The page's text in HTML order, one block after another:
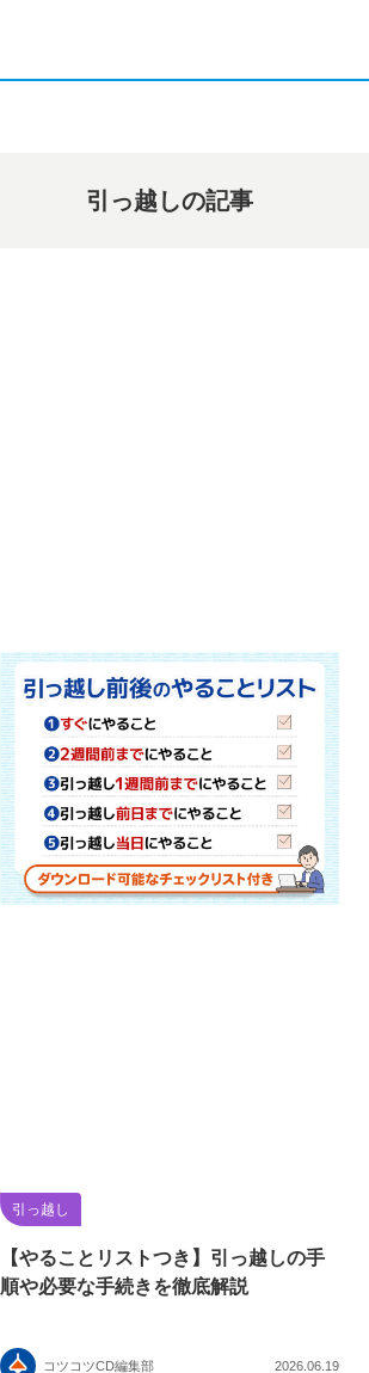
引っ越しの記事
引っ越し
【やることリストつき】引っ越しの手
順や必要な手続きを徹底解説
コツコツCD編集部 2026.06.19